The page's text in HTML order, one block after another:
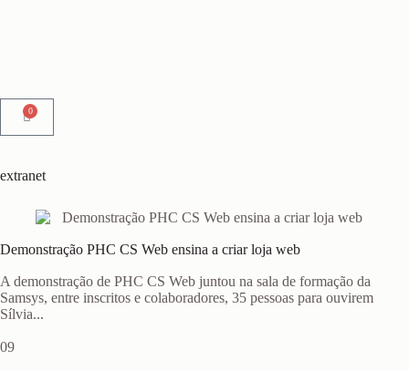
0
extranet
Demonstração PHC CS Web ensina a criar loja web
A demonstração de PHC CS Web juntou na sala de formação da
Samsys, entre inscritos e colaboradores, 35 pessoas para ouvirem
Sílvia...
09